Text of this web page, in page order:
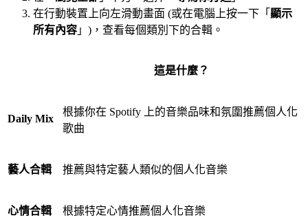
在行動裝置上向左滑動畫面 (或在電腦上按一下「 顯示
所有內容 」)，查看每個類別下的合輯。
這是什麼？
Daily Mix
根據你在 Spotify 上的音樂品味和氛圍推薦個人化
歌曲
藝人合輯 推薦與特定藝人類似的個人化音樂
心情合輯 根據特定心情推薦個人化音樂